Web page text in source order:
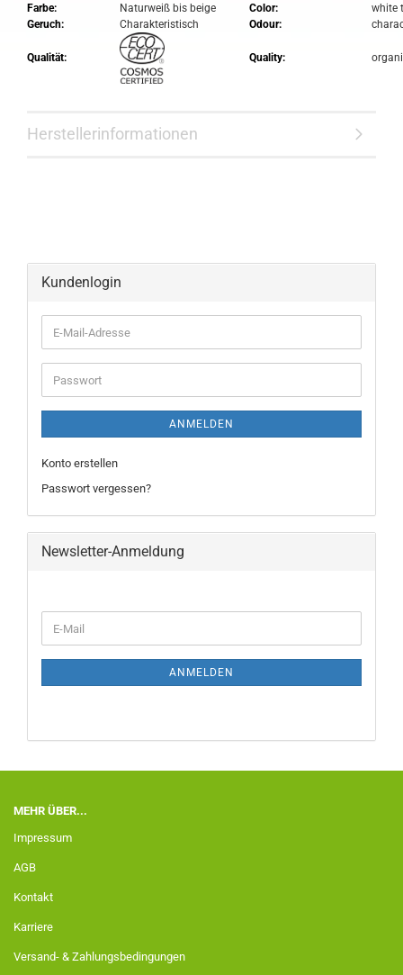
Farbe:
Naturweiß bis beige Color:
white
Geruch:
Charakteristisch Odour:
Qualität: Quality:
Herstellerinformationen
Kundenlogin
ANMELDEN
Konto erstellen
Passwort vergessen?
Newsletter-Anmeldung
ANMELDEN
MEHR ÜBER...
Impressum
AGB
Kontakt
Karriere
Versand- & Zahlungsbedingungen